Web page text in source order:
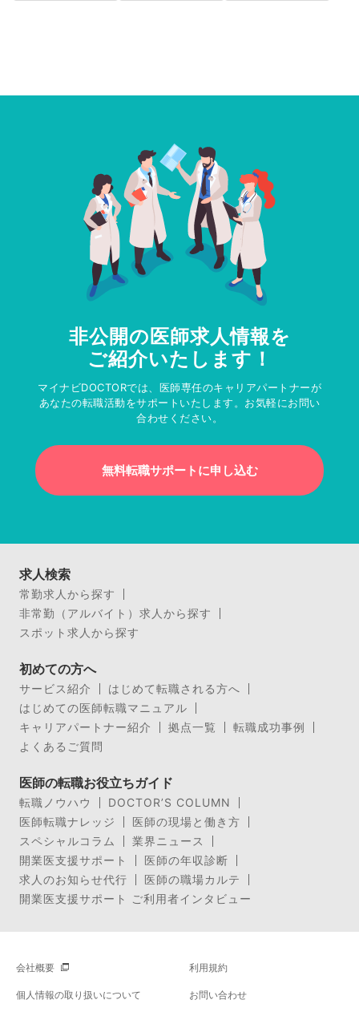
非公開の医師求人情報を
ご紹介いたします！
マイナビDOCTORでは、医師専任のキャリアパートナーが
あなたの転職活動をサポートいたします。お気軽にお問い
合わせください。
無料転職サポートに申し込む
求人検索
常勤求人から探す
非常勤（アルバイト）求人から探す
スポット求人から探す
初めての方へ
サービス紹介
はじめて転職される方へ
はじめての医師転職マニュアル
キャリアパートナー紹介
拠点一覧
転職成功事例
よくあるご質問
医師の転職お役立ちガイド
転職ノウハウ
DOCTOR’S COLUMN
医師転職ナレッジ
医師の現場と働き方
スペシャルコラム
業界ニュース
開業医支援サポート
医師の年収診断
求人のお知らせ代行
医師の職場カルテ
開業医支援サポート ご利用者インタビュー
会社概要 利用規約
個人情報の取り扱いについて お問い合わせ